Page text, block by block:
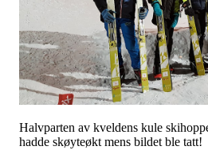
Halvparten av kveldens kule
hadde skøyteøkt mens bildet ble tatt!